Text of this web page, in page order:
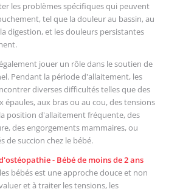
les problèmes spécifiques qui peuvent
tel que la douleur au bassin, au
digestion, et les douleurs persistantes
jouer un rôle dans le soutien de
Pendant la période d'allaitement, les
diverses difficultés telles que des
épaules, aux bras ou au cou, des tensions
position d'allaitement fréquente, des
des engorgements mammaires, ou
de succion chez le bébé.
- Bébé de moins de 2 ans
bébés est une approche douce et non
et à traiter les tensions, les